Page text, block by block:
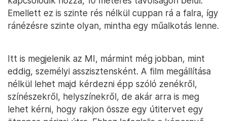
Emellett ez is szinte rés nélkül cuppan rá a falra, így
ránézésre szinte olyan, mintha egy műalkotás lenne.
Itt is megjelenik az MI, mármint még jobban, mint
eddig, személyi asszisztensként. A film megállítása
nélkül lehet majd kérdezni épp szóló zenékről,
színészekről, helyszínekről, de akár arra is meg
lehet kérni, hogy rakjon össze egy útitervet egy